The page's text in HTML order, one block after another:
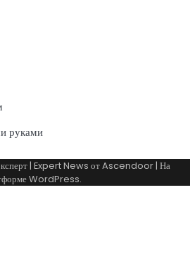
руками
| Expert News отAscendoor| На
WordPress.